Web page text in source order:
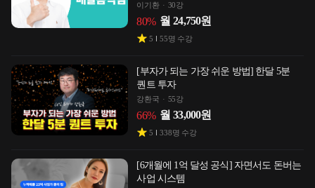
이기환 30강
80% 월 24,750원
5 55명 수강
[부자가 되는 가장 쉬운 방법] 한달 5분
퀀트 투자
강환국 55강
66% 월 33,000원
5 338명 수강
[6개월에 1억 달성 공식] 자면서도 돈버는
사업 시스템